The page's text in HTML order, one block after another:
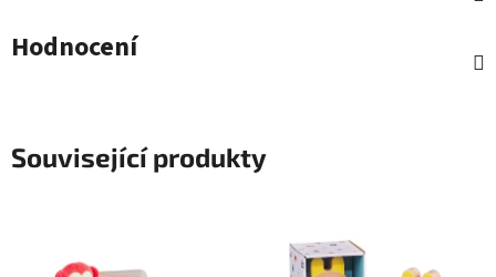
Hodnocení
Související produkty